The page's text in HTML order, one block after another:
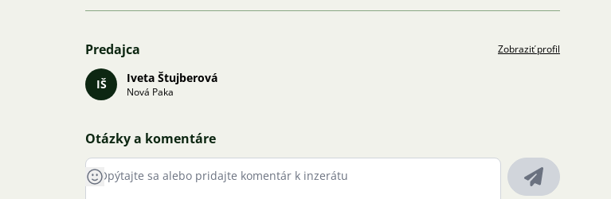
Predajca Zobraziť profil
IŠ Iveta Štujberová
Nová Paka
Otázky a komentáre